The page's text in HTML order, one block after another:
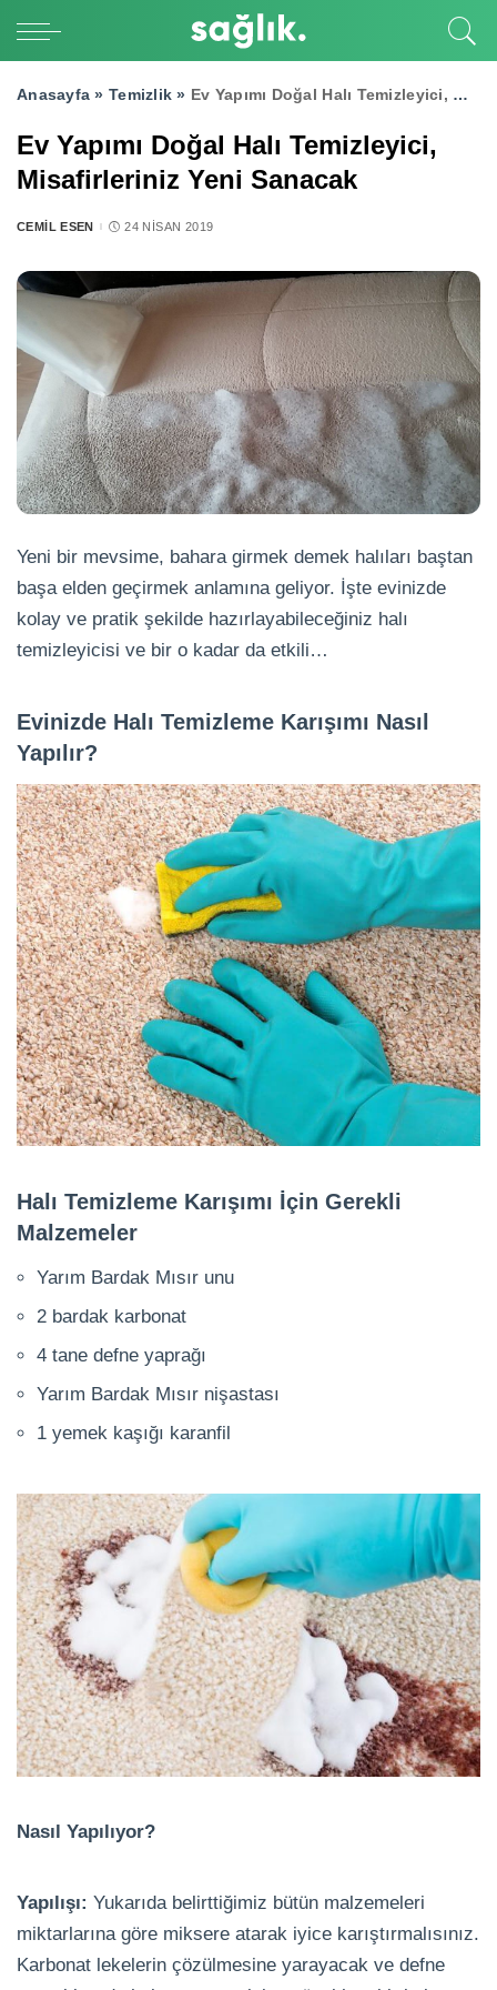
Anasayfa » Temizlik » Ev Yapımı Doğal Halı Temizleyici, Misafirleriniz Yeni Sanacak
Ev Yapımı Doğal Halı Temizleyici,
Misafirleriniz Yeni Sanacak
POSTED
CEMIL ESEN 24 NISAN 2019
Yeni bir mevsime, bahara girmek demek halıları baştan
başa elden geçirmek anlamına geliyor. İşte evinizde
kolay ve pratik şekilde hazırlayabileceğiniz halı
temizleyicisi ve bir o kadar da etkili…
Evinizde Halı Temizleme Karışımı Nasıl
Yapılır?
Halı Temizleme Karışımı İçin Gerekli
Malzemeler
Yarım Bardak Mısır unu
2 bardak karbonat
4 tane defne yaprağı
Yarım Bardak Mısır nişastası
1 yemek kaşığı karanfil
Nasıl Yapılıyor?
Yapılışı: Yukarıda belirttiğimiz bütün malzemeleri
miktarlarına göre miksere atarak iyice karıştırmalısınız.
Karbonat lekelerin çözülmesine yarayacak ve defne